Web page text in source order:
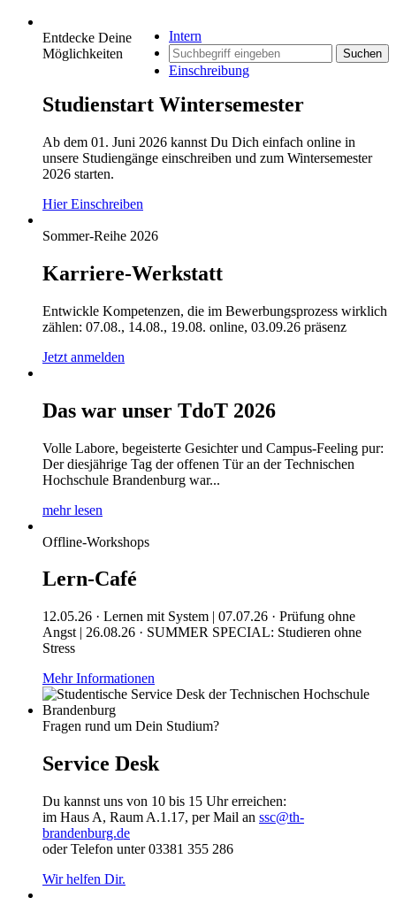
Intern
Suchen
Einschreibung
Entdecke Deine
Möglichkeiten
Studienstart Wintersemester
Ab dem 01. Juni 2026 kannst Du Dich einfach online in
unsere Studiengänge einschreiben und zum Wintersemester
2026 starten.
Hier Einschreiben
Sommer-Reihe 2026
Karriere-Werkstatt
Entwickle Kompetenzen, die im Bewerbungsprozess wirklich
zählen: 07.08., 14.08., 19.08. online, 03.09.26 präsenz
Jetzt anmelden
Das war unser TdoT 2026
Volle Labore, begeisterte Gesichter und Campus-Feeling pur:
Der diesjährige Tag der offenen Tür an der Technischen
Hochschule Brandenburg war...
mehr lesen
Offline-Workshops
Lern-Café
12.05.26 · Lernen mit System | 07.07.26 · Prüfung ohne
Angst | 26.08.26 · SUMMER SPECIAL: Studieren ohne
Stress
Mehr Informationen
Fragen rund um Dein Studium?
Service Desk
Du kannst uns von 10 bis 15 Uhr erreichen:
im Haus A, Raum A.1.17, per Mail an ssc@th-
brandenburg.de
oder Telefon unter 03381 355 286
Wir helfen Dir.